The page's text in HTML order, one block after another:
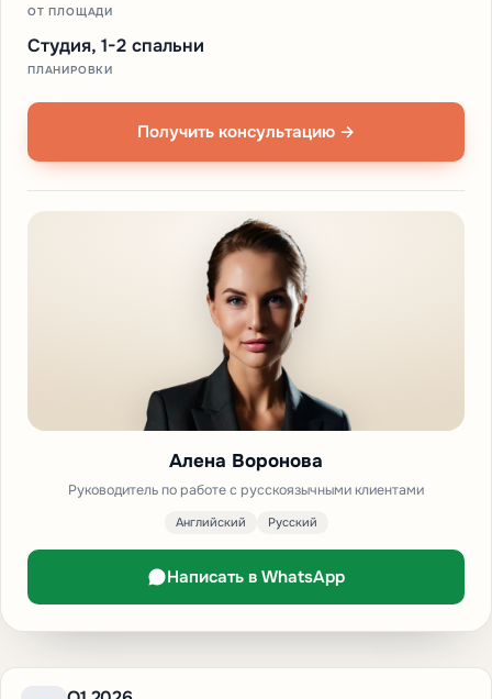
ОТ ПЛОЩАДИ
Студия, 1-2 спальни
ПЛАНИРОВКИ
Получить консультацию →
Алена Воронова
Руководитель по работе с русскоязычными клиентами
Английский Русский
Написать в WhatsApp